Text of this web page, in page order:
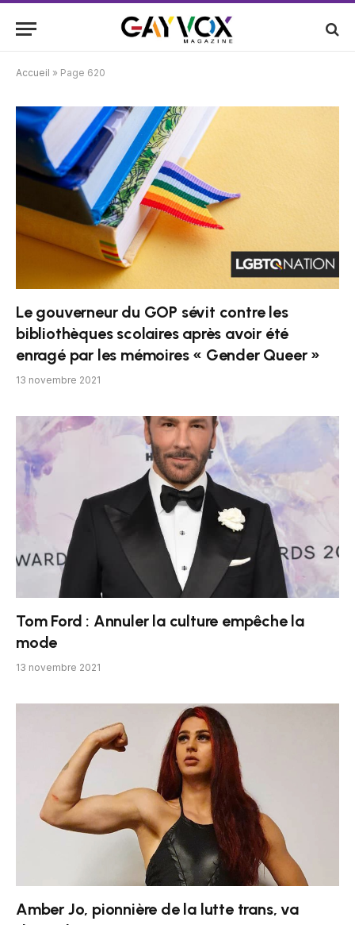
Accueil » Page 620
Le gouverneur du GOP sévit contre les
bibliothèques scolaires après avoir été
enragé par les mémoires « Gender Queer »
13 novembre 2021
Tom Ford : Annuler la culture empêche la
mode
13 novembre 2021
Amber Jo, pionnière de la lutte trans, va